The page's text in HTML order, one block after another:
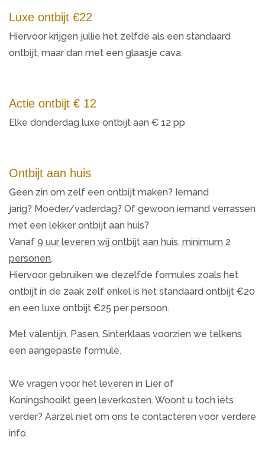
Luxe ontbijt €22
Hiervoor krijgen jullie het zelfde als een standaard
ontbijt, maar dan met een glaasje cava.
Actie ontbijt € 12
Elke donderdag luxe ontbijt aan € 12 pp
Ontbijt aan huis
Geen zin om zelf een ontbijt maken? Iemand
jarig? Moeder/vaderdag? Of gewoon iemand verrassen
met een lekker ontbijt aan huis?
Vanaf 9 uur leveren wij ontbijt aan huis, minimum 2
personen.
Hiervoor gebruiken we dezelfde formules zoals het
ontbijt in de zaak zelf enkel is het standaard ontbijt €20
en een luxe ontbijt €25 per persoon.
Met valentijn, Pasen, Sinterklaas voorzien we telkens
een aangepaste formule.
We vragen voor het leveren in Lier of
Koningshooikt geen leverkosten. Woont u toch iets
verder? Aarzel niet om ons te contacteren voor verdere
info.